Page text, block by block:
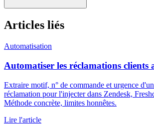
Articles liés
Automatisation
Automatiser les réclamations clients
Extraire motif, n° de commande et urgence
réclamation pour l'injecter dans Zendesk,
Méthode concrète, limites honnêtes.
Lire l'article